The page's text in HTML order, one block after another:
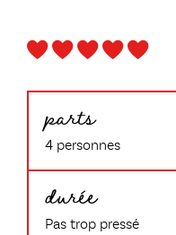
parts
4 personnes
durée
Pas trop pressé